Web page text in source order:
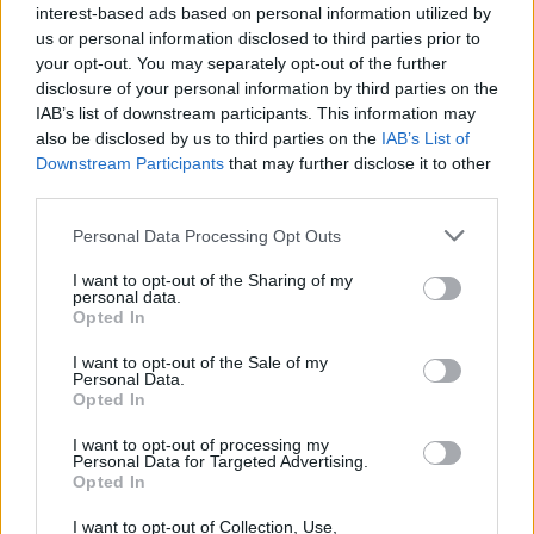
interest-based ads based on personal information utilized by
us or personal information disclosed to third parties prior to
your opt-out. You may separately opt-out of the further
disclosure of your personal information by third parties on the
IAB’s list of downstream participants. This information may
also be disclosed by us to third parties on the IAB’s List of
Downstream Participants that may further disclose it to other
Personal Data Processing Opt Outs
I want to opt-out of the Sharing of my
personal data.
Opted In
I want to opt-out of the Sale of my
Personal Data.
Opted In
I want to opt-out of processing my
Personal Data for Targeted Advertising.
Opted In
I want to opt-out of Collection, Use,
Σεφολόσα Τάμπο Χάρις Τόμπιας
Μάικ Μπουντενχόλζερ Ντέντμον Ντεγουέιν